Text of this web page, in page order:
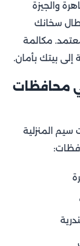
والجيزة
سخانك
مكالمة
إلى بيتك بأمان.
محافظات
سيم المنزلية